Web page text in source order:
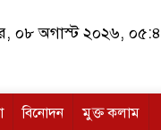
০৮ অগাস্ট ২০২৬,
বিনোদন মুক্ত কলাম